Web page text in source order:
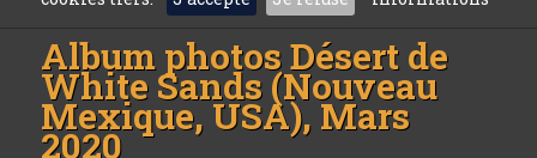
Album photosDésert de
White Sands (Nouveau
Mexique, USA), Mars
2020